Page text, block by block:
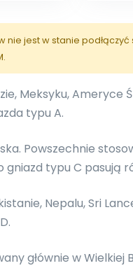
jest w stanie podłączyć
Meksyku,
typu A.
Powszechnie
typu C pasują
Nepalu, Sri
głównie w Wielkiej